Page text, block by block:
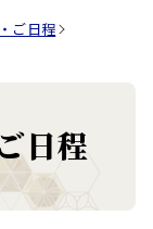
ご日程
日程